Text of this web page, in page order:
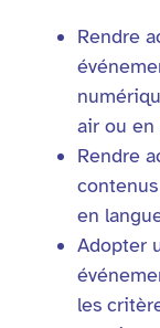
Rendre
air ou en
Rendre
en
Adopter
les